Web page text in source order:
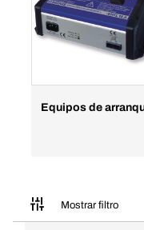
Equipos de
Mostrar filtro